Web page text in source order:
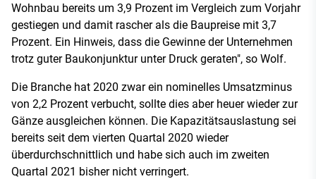
Wohnbau bereits um 3,9 Prozent im Vergleich zum Vorjahr
gestiegen und damit rascher als die Baupreise mit 3,7
Prozent. Ein Hinweis, dass die Gewinne der Unternehmen
trotz guter Baukonjunktur unter Druck geraten", so Wolf.
Die Branche hat 2020 zwar ein nominelles Umsatzminus
von 2,2 Prozent verbucht, sollte dies aber heuer wieder zur
Gänze ausgleichen können. Die Kapazitätsauslastung sei
bereits seit dem vierten Quartal 2020 wieder
überdurchschnittlich und habe sich auch im zweiten
Quartal 2021 bisher nicht verringert.